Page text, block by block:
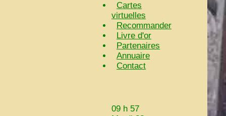
Cartes
virtuelles
Recommander
Livre d'or
Partenaires
Annuaire
Contact
09 h 57